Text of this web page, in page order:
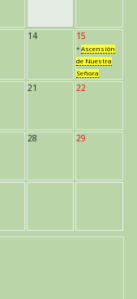
14 15
* Ascensión
de Nuestra
Señora
21 22
28 29